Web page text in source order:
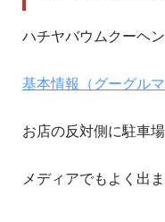
ハチヤバウムクーヘン
基本情報（グーグル
お店の反対側に駐車場
メディアでもよく出